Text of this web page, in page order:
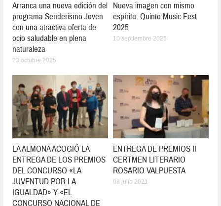
Arranca una nueva edición del
programa Senderismo Joven
con una atractiva oferta de
ocio saludable en plena
naturaleza
23 octubre 2025
Nueva imagen con mismo
espíritu: Quinto Music Fest
2025
10 septiembre 2025
LA ALMONA ACOGIÓ LA
ENTREGA DE LOS PREMIOS
DEL CONCURSO «LA
JUVENTUD POR LA
IGUALDAD» Y «EL
CONCURSO NACIONAL DE
ENTREGA DE PREMIOS II
CERTMEN LITERARIO
ROSARIO VALPUESTA
08 julio 2021